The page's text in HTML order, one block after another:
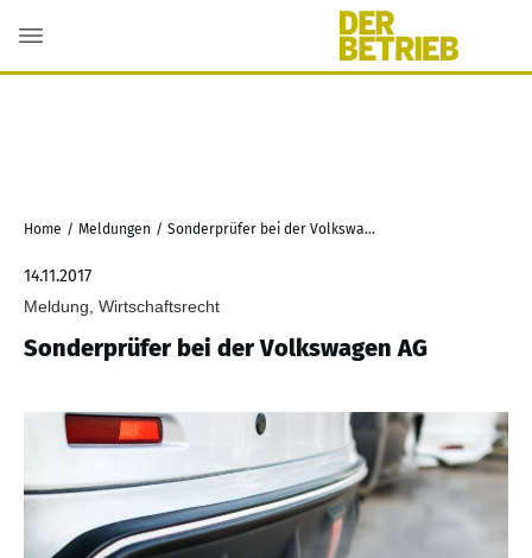
Home / Meldungen / Sonderprüfer bei der Volkswagen AG
14.11.2017
Meldung, Wirtschaftsrecht
Sonderprüfer bei der Volkswagen AG